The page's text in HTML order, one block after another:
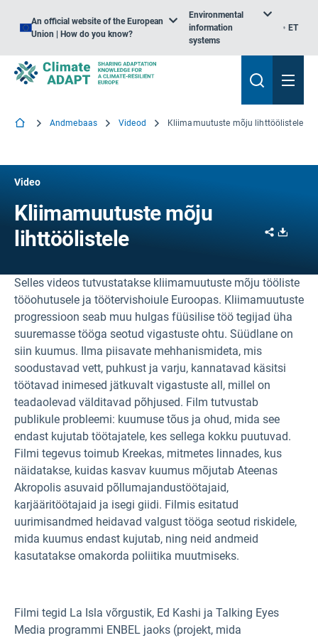
An official website of the European
Union | How do you know?
Environmental
information
systems
ET
Andmebaas Videod Kliimamuutuste mõju lihttöölistele
Video
Kliimamuutuste mõju
lihttöölistele
Share
Selles videos tutvustatakse kliimamuutuste mõju tööliste
tööohutusele ja töötervishoiule Euroopas. Kliimamuutuste
progressioon seab muu hulgas füüsilise töö tegijad üha
suuremasse tööga seotud vigastuste ohtu. Süüdlane on
siin kuumus. Ilma piisavate mehhanismideta, mis
soodustavad vett, puhkust ja varju, kannatavad käsitsi
töötavad inimesed jätkuvalt vigastuste all, millel on
teadaolevad välditavad põhjused. Film tutvustab
publikule probleemi: kuumuse tõus ja ohud, mida see
endast kujutab töötajatele, kes sellega kokku puutuvad.
Filmi tegevus toimub Kreekas, mitmetes linnades, kus
näidatakse, kuidas kasvav kuumus mõjutab Ateenas
Akropolis asuvaid põllumajandustöötajaid,
karjääritöötajaid ja isegi giidi. Filmis esitatud
uurimisandmed heidavad valgust tööga seotud riskidele,
mida kuumus endast kujutab, ning neid andmeid
kasutatakse omakorda poliitika muutmiseks.
Filmi tegid La Isla võrgustik, Ed Kashi ja Talking Eyes
Media programmi ENBEL jaoks (projekt, mida